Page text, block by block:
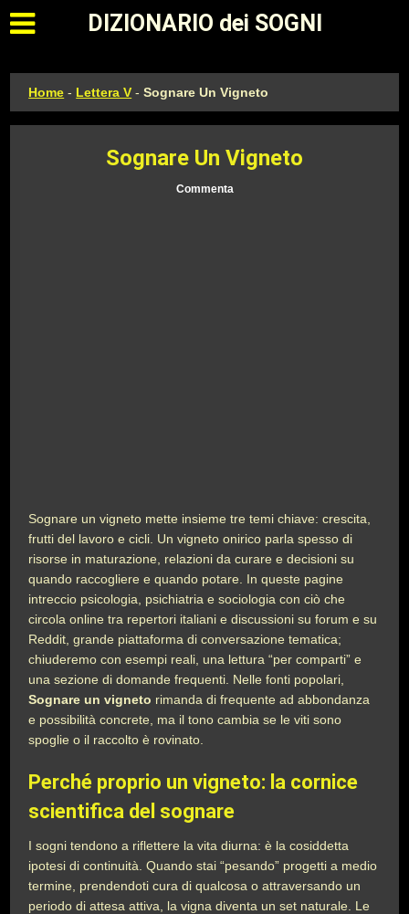
Apri il menu principale
DIZIONARIO dei SOGNI
Home - Lettera V -Sognare Un Vigneto
Sognare Un Vigneto
Commenta
Sognare un vigneto mette insieme tre temi chiave: crescita,
frutti del lavoro e cicli. Un vigneto onirico parla spesso di
risorse in maturazione, relazioni da curare e decisioni su
quando raccogliere e quando potare. In queste pagine
intreccio psicologia, psichiatria e sociologia con ciò che
circola online tra repertori italiani e discussioni su forum e su
Reddit, grande piattaforma di conversazione tematica;
chiuderemo con esempi reali, una lettura “per comparti” e
una sezione di domande frequenti. Nelle fonti popolari,
Sognare un vigneto rimanda di frequente ad abbondanza
e possibilità concrete, ma il tono cambia se le viti sono
spoglie o il raccolto è rovinato.
Perché proprio un vigneto: la cornice
scientifica del sognare
I sogni tendono a riflettere la vita diurna: è la cosiddetta
ipotesi di continuità. Quando stai “pesando” progetti a medio
termine, prendendoti cura di qualcosa o attraversando un
periodo di attesa attiva, la vigna diventa un set naturale. Le